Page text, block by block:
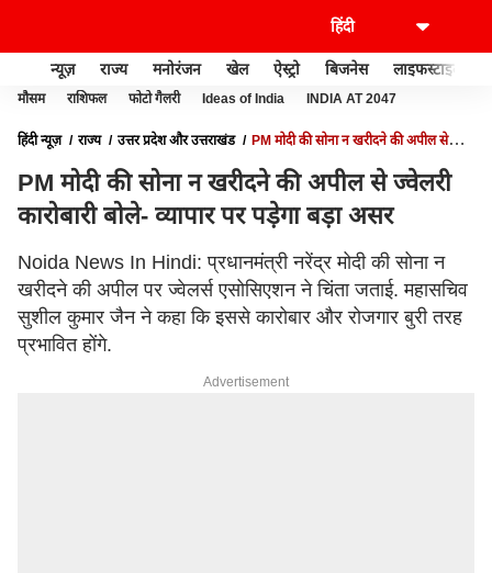
न्यूज़ राज्य मनोरंजन खेल ऐस्ट्रो बिजनेस लाइफस्टाइल
मौसम राशिफल फोटो गैलरी Ideas of India INDIA AT 2047
हिंदी न्यूज़ राज्य उत्तर प्रदेश और उत्तराखंड
PM मोदी की सोना न खरीदने की अपील से
PM मोदी की सोना न खरीदने की अपील से ज्वेलरी
कारोबारी बोले- व्यापार पर पड़ेगा बड़ा असर
Noida News In Hindi: प्रधानमंत्री नरेंद्र मोदी की सोना न
खरीदने की अपील पर ज्वेलर्स एसोसिएशन ने चिंता जताई. महासचिव
सुशील कुमार जैन ने कहा कि इससे कारोबार और रोजगार बुरी तरह
प्रभावित होंगे.
Advertisement